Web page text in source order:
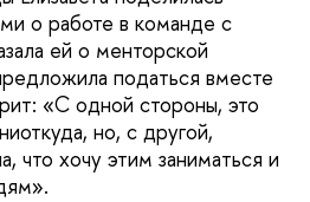
о работе в команде с
ей о менторской
податься вместе
«С одной стороны, это
но, с другой,
что хочу этим заниматься и